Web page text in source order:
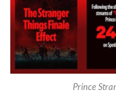
Prince